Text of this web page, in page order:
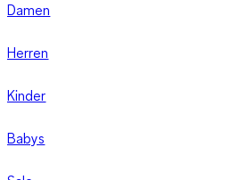
Damen
Herren
Kinder
Babys